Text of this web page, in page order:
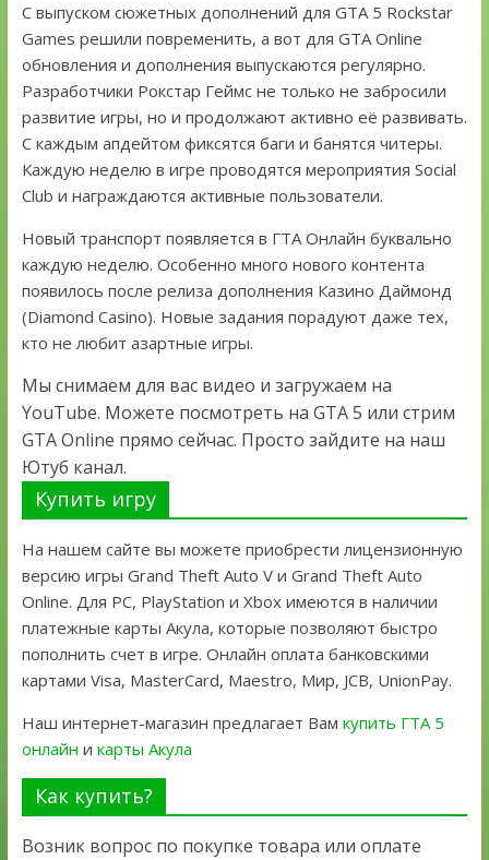
С выпуском сюжетных дополнений для GTA 5 Rockstar
Games решили повременить, а вот для GTA Online
обновления и дополнения выпускаются регулярно.
Разработчики Рокстар Геймс не только не забросили
развитие игры, но и продолжают активно её развивать.
С каждым апдейтом фиксятся баги и банятся читеры.
Каждую неделю в игре проводятся мероприятия Social
Club и награждаются активные пользователи.
Новый транспорт появляется в ГТА Онлайн буквально
каждую неделю. Особенно много нового контента
появилось после релиза дополнения Казино Даймонд
(Diamond Casino). Новые задания порадуют даже тех,
кто не любит азартные игры.
Мы снимаем для вас видео и загружаем на
YouTube. Можете посмотреть на GTA 5 или стрим
GTA Online прямо сейчас. Просто зайдите на наш
Ютуб канал.
Купить игру
На нашем сайте вы можете приобрести лицензионную
версию игры Grand Theft Auto V и Grand Theft Auto
Online. Для PC, PlayStation и Xbox имеются в наличии
платежные карты Акула, которые позволяют быстро
пополнить счет в игре. Онлайн оплата банковскими
картами Visa, MasterCard, Maestro, Мир, JCB, UnionPay.
Наш интернет-магазин предлагает Вам купить ГТА 5
онлайн и карты Акула
Как купить?
Возник вопрос по покупке товара или оплате